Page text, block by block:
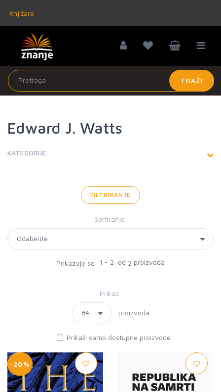
Knjižare
TRAŽI
Edward J. Watts
KATEGORIJE
FILTRIRANJE
Sortiranje:
Prikazuje se: 1 - 2 od 2 proizvoda
Prikaz:
proizvoda
Prikaži samo dostupne proizvode
-20%